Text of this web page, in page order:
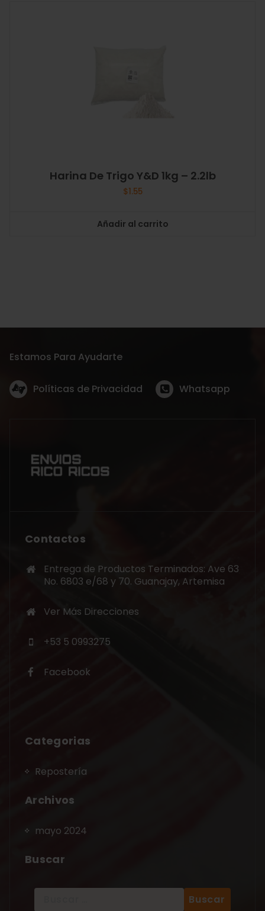
Harina De Trigo Y&D 1kg – 2.2lb
$1.55
Añadir al carrito
Estamos Para Ayudarte
Políticas de Privacidad Whatsapp
Contactos
Entrega de Productos Terminados: Ave 63
No. 6803 e/68 y 70. Guanajay, Artemisa
Ver Más Direcciones
+53 5 0993275
Facebook
Categorias
Repostería
Archivos
mayo 2024
Buscar